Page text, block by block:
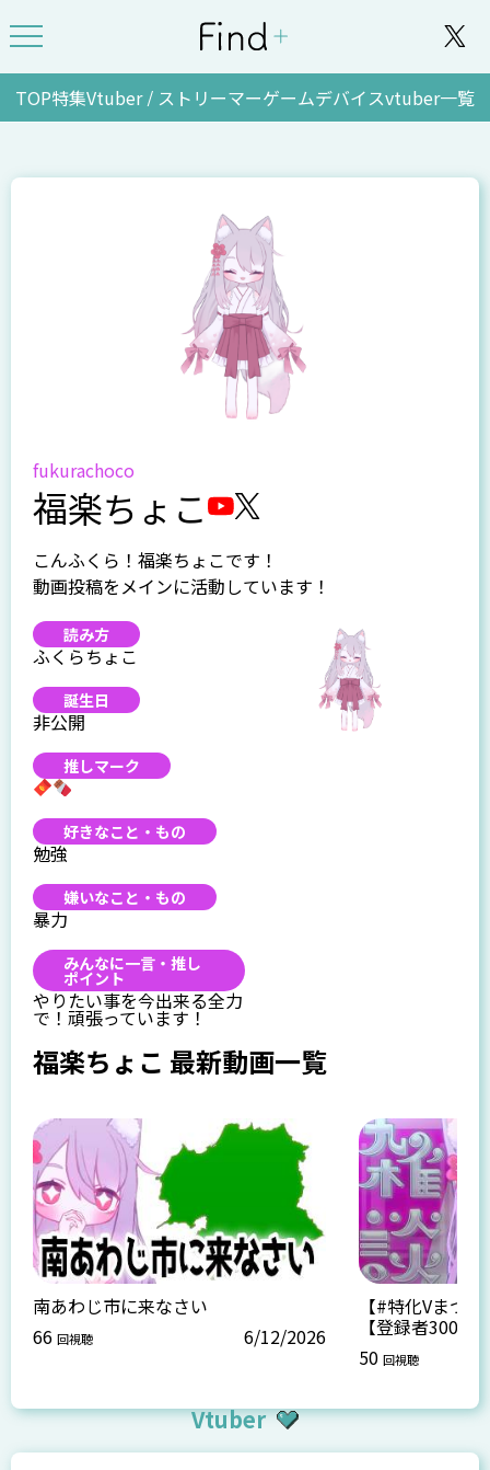
TOP特集Vtuber / ストリーマーゲームデバイスvtuber一覧
fukurachoco
福楽ちょこ
こんふくら！福楽ちょこです！
動画投稿をメインに活動しています！
読み方
ふくらちょこ
誕生日
非公開
推しマーク
好きなこと・もの
勉強
嫌いなこと・もの
暴力
みんなに一言・推し
ポイント
やりたい事を今出来る全力
で！頑張っています！
福楽ちょこ 最新動画一覧
南あわじ市に来なさい
66 回視聴 6/12/2026
【#特化Vまつ
【登録者300人
50 回視聴
Vtuber